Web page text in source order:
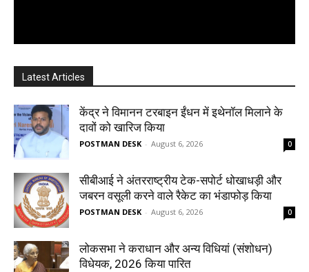
Latest Articles
केंद्र ने विमानन टरबाइन ईंधन में इथेनॉल मिलाने के
दावों को खारिज किया
POSTMAN DESK - August 6, 2026 0
सीबीआई ने अंतरराष्ट्रीय टेक-सपोर्ट धोखाधड़ी और
जबरन वसूली करने वाले रैकेट का भंडाफोड़ किया
POSTMAN DESK - August 6, 2026 0
लोकसभा ने कराधान और अन्य विधियां (संशोधन)
विधेयक, 2026 किया पारित